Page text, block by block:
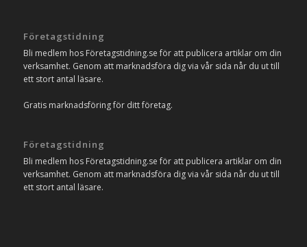
Företagstidning
Bli medlem hos Företagstidning.se för att publicera artiklar om din
verksamhet. Genom att marknadsföra dig via vår sida når du ut till
ett stort antal läsare.
Gratis marknadsföring för ditt företag.
Företagstidning
Bli medlem hos Företagstidning.se för att publicera artiklar om din
verksamhet. Genom att marknadsföra dig via vår sida når du ut till
ett stort antal läsare.